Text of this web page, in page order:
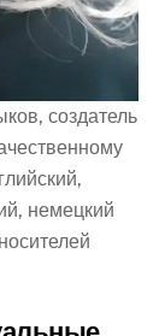
создатель
немецкий